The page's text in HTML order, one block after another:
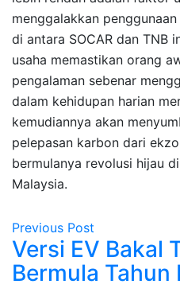
menggalakkan
di antara SOCAR dan TNB
usaha memastikan orang
pengalaman sebenar
dalam kehidupan harian
kemudiannya akan
pelepasan karbon dari
bermulanya revolusi hijau
Malaysia.
Previous Post
Versi EV Bakal
Bermula Tahun